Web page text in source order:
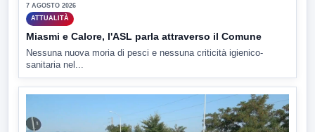
7 AGOSTO 2026
ATTUALITÀ
Miasmi e Calore, l'ASL parla attraverso il Comune
Nessuna nuova moria di pesci e nessuna criticità igienico-
sanitaria nel...